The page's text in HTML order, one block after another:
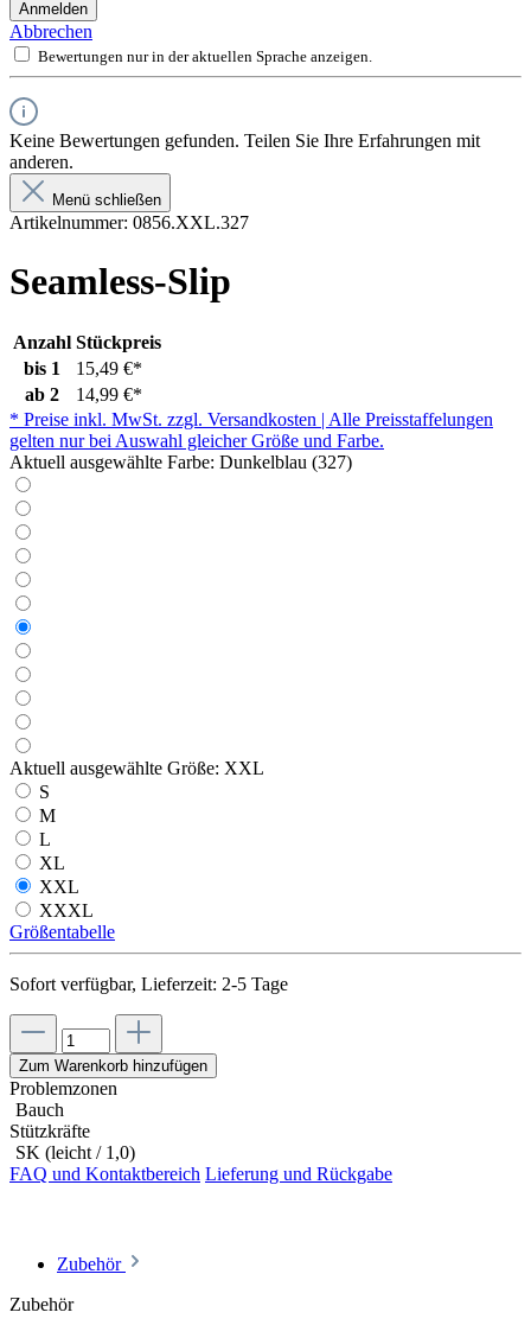
Anmelden
Abbrechen
Bewertungen nur in der aktuellen Sprache anzeigen.
Keine Bewertungen gefunden. Teilen Sie Ihre Erfahrungen mit
anderen.
Menü schließen
Artikelnummer: 0856.XXL.327
Seamless-Slip
Anzahl Stückpreis
bis 1
15,49 €*
ab 2
14,99 €*
* Preise inkl. MwSt. zzgl. Versandkosten | Alle Preisstaffelungen
gelten nur bei Auswahl gleicher Größe und Farbe.
Aktuell ausgewählte Farbe: Dunkelblau (327)
Aktuell ausgewählte Größe: XXL
S
M
L
XL
XXL
XXXL
Größentabelle
Sofort verfügbar, Lieferzeit: 2-5 Tage
Zum Warenkorb hinzufügen
Problemzonen
Bauch
Stützkräfte
SK (leicht / 1,0)
FAQ und Kontaktbereich Lieferung und Rückgabe
Zubehör
Zubehör